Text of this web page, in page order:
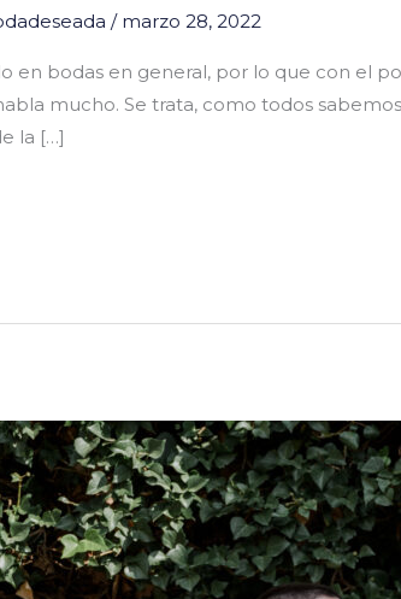
/ marzo 28, 2022
en bodas en general, por lo que con el
mucho. Se trata, como todos
la […]